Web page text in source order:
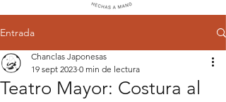
Entrada
Teatro Mayor: Costura al
Chanclas Japonesas
19 sept 2023 0 min de lectura